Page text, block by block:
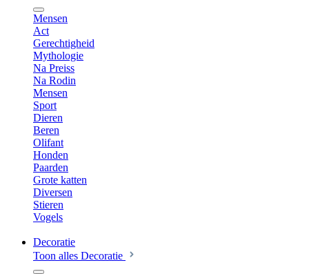
Mensen
Act
Gerechtigheid
Mythologie
Na Preiss
Na Rodin
Mensen
Sport
Dieren
Beren
Olifant
Honden
Paarden
Grote katten
Diversen
Stieren
Vogels
Decoratie
Toon alles Decoratie